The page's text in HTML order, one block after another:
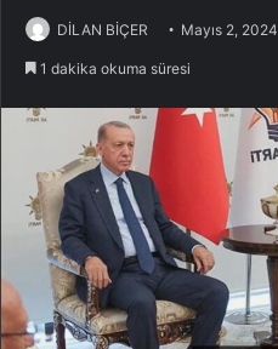
DİLAN BİÇER Mayıs 2, 2024
1 dakika okuma süresi